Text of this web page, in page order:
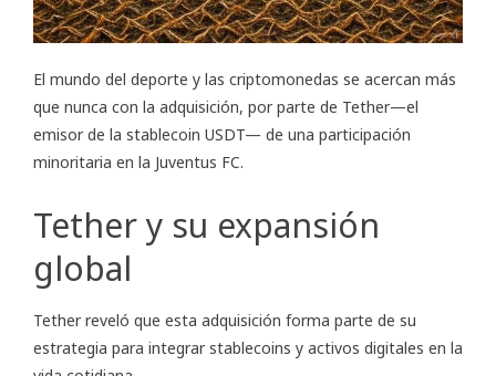
El mundo del deporte y las criptomonedas se acercan más
que nunca con la adquisición, por parte de Tether—el
emisor de la stablecoin USDT— de una participación
minoritaria en la Juventus FC.
Tether y su expansión
global
Tether reveló que esta adquisición forma parte de su
estrategia para integrar stablecoins y activos digitales en la